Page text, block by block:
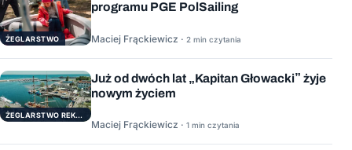
ŻEGLARSTWO
programu PGE PolSailing
Maciej Frąckiewicz · 2 min czytania
ŻEGLARSTWO REKERACYJNE
Już od dwóch lat „Kapitan Głowacki” żyje
nowym życiem
Maciej Frąckiewicz · 1 min czytania